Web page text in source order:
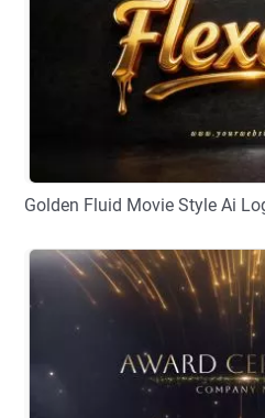
プレビュー
Golden Fluid Movie Style Ai